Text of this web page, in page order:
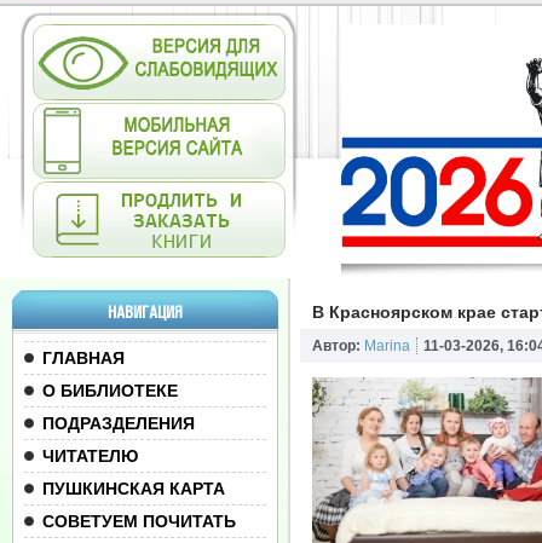
НАВИГАЦИЯ
ГЛАВНАЯ
О БИБЛИОТЕКЕ
ПОДРАЗДЕЛЕНИЯ
ЧИТАТЕЛЮ
ПУШКИНСКАЯ КАРТА
СОВЕТУЕМ ПОЧИТАТЬ
В Красноярском крае
Автор: Marina 11-03-2026,